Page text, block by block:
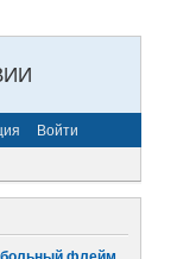
Войти